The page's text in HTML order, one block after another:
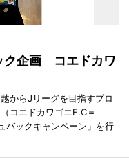
ク企画 コエドカワ
からJリーグを目指すプロ
コエドカワゴエF.C＝
バックキャンペーン」を行